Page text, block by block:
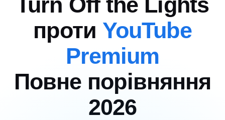
проти YouTube
Premium
Повне порівняння
2026